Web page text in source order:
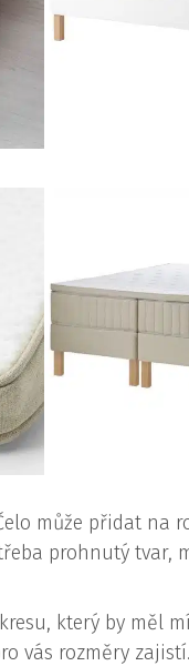
může přidat na
prohnutý tvar,
který by měl
vás rozměry zajistí.